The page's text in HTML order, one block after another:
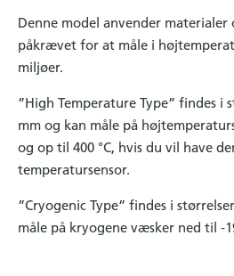
Denne model anvender materialer
påkrævet for at måle i
miljøer.
”High Temperature Type” findes i
mm og kan måle på
og op til 400 °C, hvis du vil have
temperatursensor.
”Cryogenic Type” findes i
måle på kryogene væsker ned til -